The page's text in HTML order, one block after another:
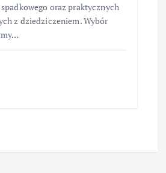
oraz praktycznych
z dziedziczeniem. Wybór